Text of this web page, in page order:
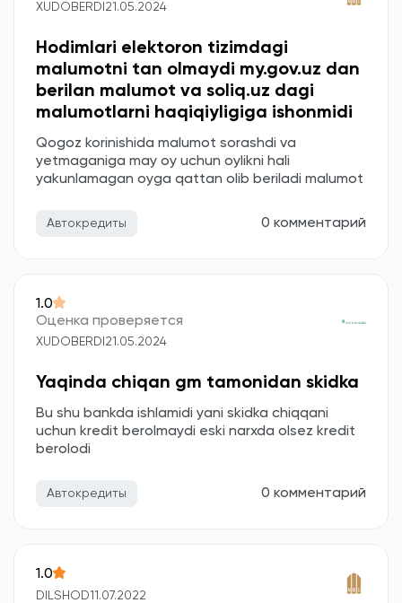
XUDOBERDI 21.05.2024
Hodimlari elektoron tizimdagi
malumotni tan olmaydi my.gov.uz dan
berilan malumot va soliq.uz dagi
malumotlarni haqiqiyligiga ishonmidi
Qogoz korinishida malumot sorashdi va
yetmaganiga may oy uchun oylikni hali
yakunlamagan oyga qattan olib beriladi malumot
Автокредиты 0 комментарий
1.0
Оценка проверяется
XUDOBERDI 21.05.2024
Yaqinda chiqan gm tamonidan skidka
Bu shu bankda ishlamidi yani skidka chiqqani
uchun kredit berolmaydi eski narxda olsez kredit
berolodi
Автокредиты 0 комментарий
1.0
DILSHOD11.07.2022